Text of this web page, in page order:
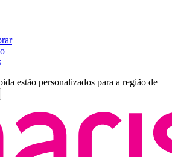
estão personalizados para a região de